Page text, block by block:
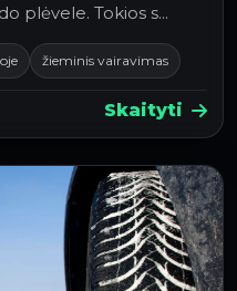
plėvele. Tokios s…
žieminis vairavimas
Skaityti